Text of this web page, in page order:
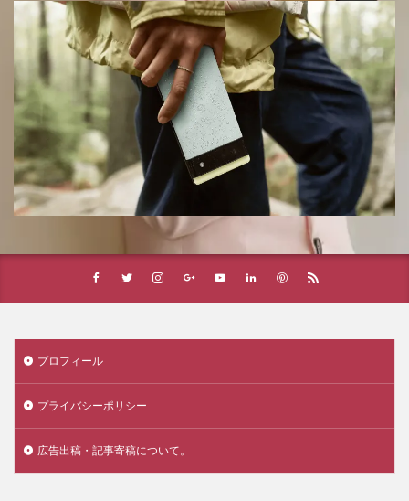
プロフィール
プライバシーポリシー
広告出稿・記事寄稿について。